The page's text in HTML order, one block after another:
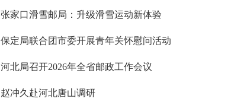
张家口滑雪邮局：升级滑雪运动新体验
保定局联合团市委开展青年关怀慰问活动
河北局召开2026年全省邮政工作会议
赵冲久赴河北唐山调研